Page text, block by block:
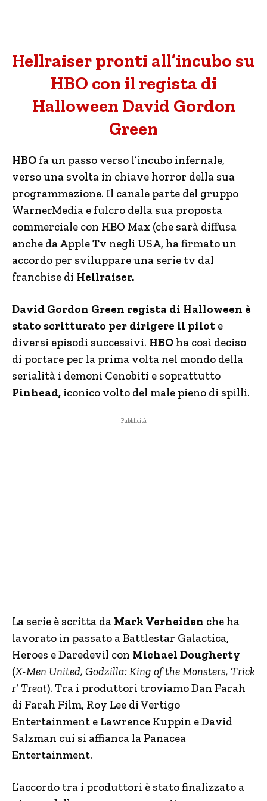
Hellraiser pronti all’incubo su
HBO con il regista di
Halloween David Gordon
Green
HBO fa un passo verso l’incubo infernale,
verso una svolta in chiave horror della sua
programmazione. Il canale parte del gruppo
WarnerMedia e fulcro della sua proposta
commerciale con HBO Max (che sarà diffusa
anche da Apple Tv negli USA, ha firmato un
accordo per sviluppare una serie tv dal
franchise di Hellraiser.
David Gordon Green regista di Halloween è
stato scritturato per dirigere il pilot e
diversi episodi successivi. HBO ha così deciso
di portare per la prima volta nel mondo della
serialità i demoni Cenobiti e soprattutto
Pinhead, iconico volto del male pieno di spilli.
- Pubblicità -
La serie è scritta da Mark Verheiden che ha
lavorato in passato a Battlestar Galactica,
Heroes e Daredevil con Michael Dougherty
(X-Men United, Godzilla: King of the Monsters, Trick
r’ Treat). Tra i produttori troviamo Dan Farah
di Farah Film, Roy Lee di Vertigo
Entertainment e Lawrence Kuppin e David
Salzman cui si affianca la Panacea
Entertainment.
L’accordo tra i produttori è stato finalizzato a